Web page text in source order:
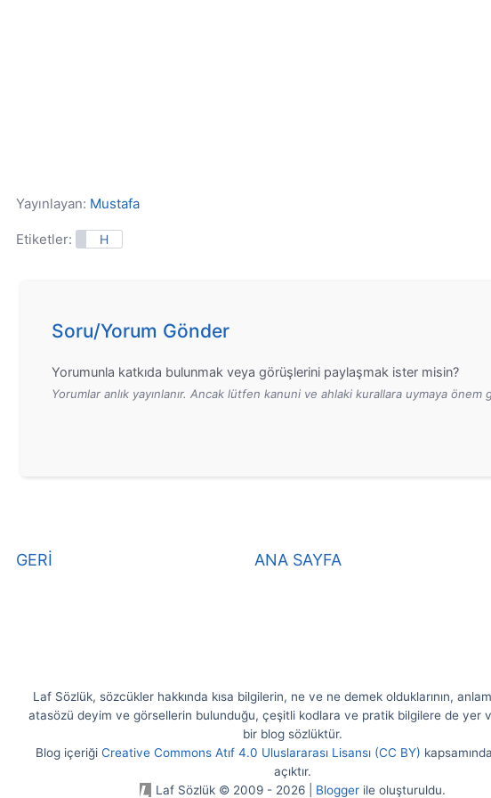
Yayınlayan: Mustafa
Etiketler: H
Soru/Yorum Gönder
Yorumunla katkıda bulunmak veya görüşlerini paylaşmak ister misin?
Yorumlar anlık yayınlanır. Ancak lütfen kanuni ve ahlaki kurallara uymaya önem
GERİ ANA SAYFA
Laf Sözlük, sözcükler hakkında kısa bilgilerin, ne ve ne demek olduklarının,
atasözü deyim ve görsellerin bulunduğu, çeşitli kodlara ve pratik bilgilere de yer
bir blog sözlüktür.
Blog içeriği Creative Commons Atıf 4.0 Uluslararası Lisansı (CC BY)
açıktır.
Laf Sözlük © 2009 - 2026 | Blogger ile oluşturuldu.